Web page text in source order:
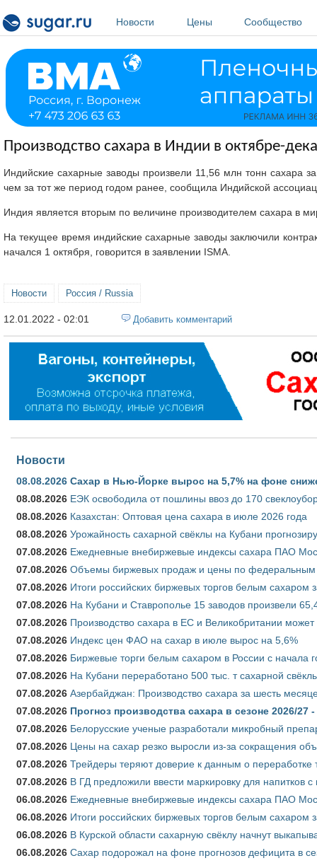
Новости
Цены Сообщество
Производство сахара в Индии в октябре-
Индийские сахарные заводы произвели 11,56 млн тонн сахара
чем за тот же период годом ранее, сообщила Индийской
Индия является вторым по величине производителем сахара в
На текущее время индийские сахарные заводы заключили
начался 1 октября, говорится в заявлении ISMA.
Новости Россия / Russia
12.01.2022 - 02:01 Добавить комментарий
Новости
08.08.2026 Сахар в Нью-Йорке вырос на 5,7% на фоне
08.08.2026 ЕЭК освободила от пошлины ввоз до 170
08.08.2026 Казахстан: Оптовая цена сахара в июле 2026 года
08.08.2026 Урожайность сахарной свёклы на Кубани
07.08.2026 Ежедневные внебиржевые индексы сахара ПАО
07.08.2026 Объемы биржевых продаж и цены по федеральным
07.08.2026 Итоги российских биржевых торгов белым сахаром
07.08.2026 На Кубани и Ставрополье 15 заводов произвели
07.08.2026 Производство сахара в ЕС и Великобритании
07.08.2026 Индекс цен ФАО на сахар в июле вырос на 5,6%
07.08.2026 Биржевые торги белым сахаром в России с начала
07.08.2026 На Кубани переработано 500 тыс. т сахарной
07.08.2026 Азербайджан: Производство сахара за шесть
07.08.2026 Прогноз производства сахара в сезоне 2026/
07.08.2026 Белорусские ученые разработали микробный
07.08.2026 Цены на сахар резко выросли из-за сокращения
07.08.2026 Трейдеры теряют доверие к данным о переработке
07.08.2026 В ГД предложили ввести маркировку для напитков
06.08.2026 Ежедневные внебиржевые индексы сахара ПАО
06.08.2026 Итоги российских биржевых торгов белым сахаром
06.08.2026 В Курской области сахарную свёклу начнут
06.08.2026 Сахар подорожал на фоне прогнозов дефицита в